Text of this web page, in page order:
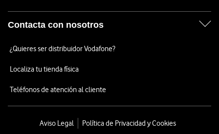
Contacta con nosotros
¿Quieres ser distribuidor Vodafone?
Localiza tu tienda física
Teléfonos de atención al cliente
Aviso Legal
Política de Privacidad y Cookies